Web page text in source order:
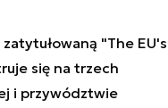
"The EU's
się na trzech
i przywództwie